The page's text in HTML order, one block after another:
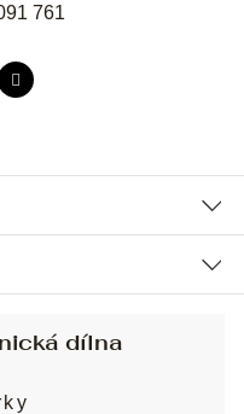
761
dílna